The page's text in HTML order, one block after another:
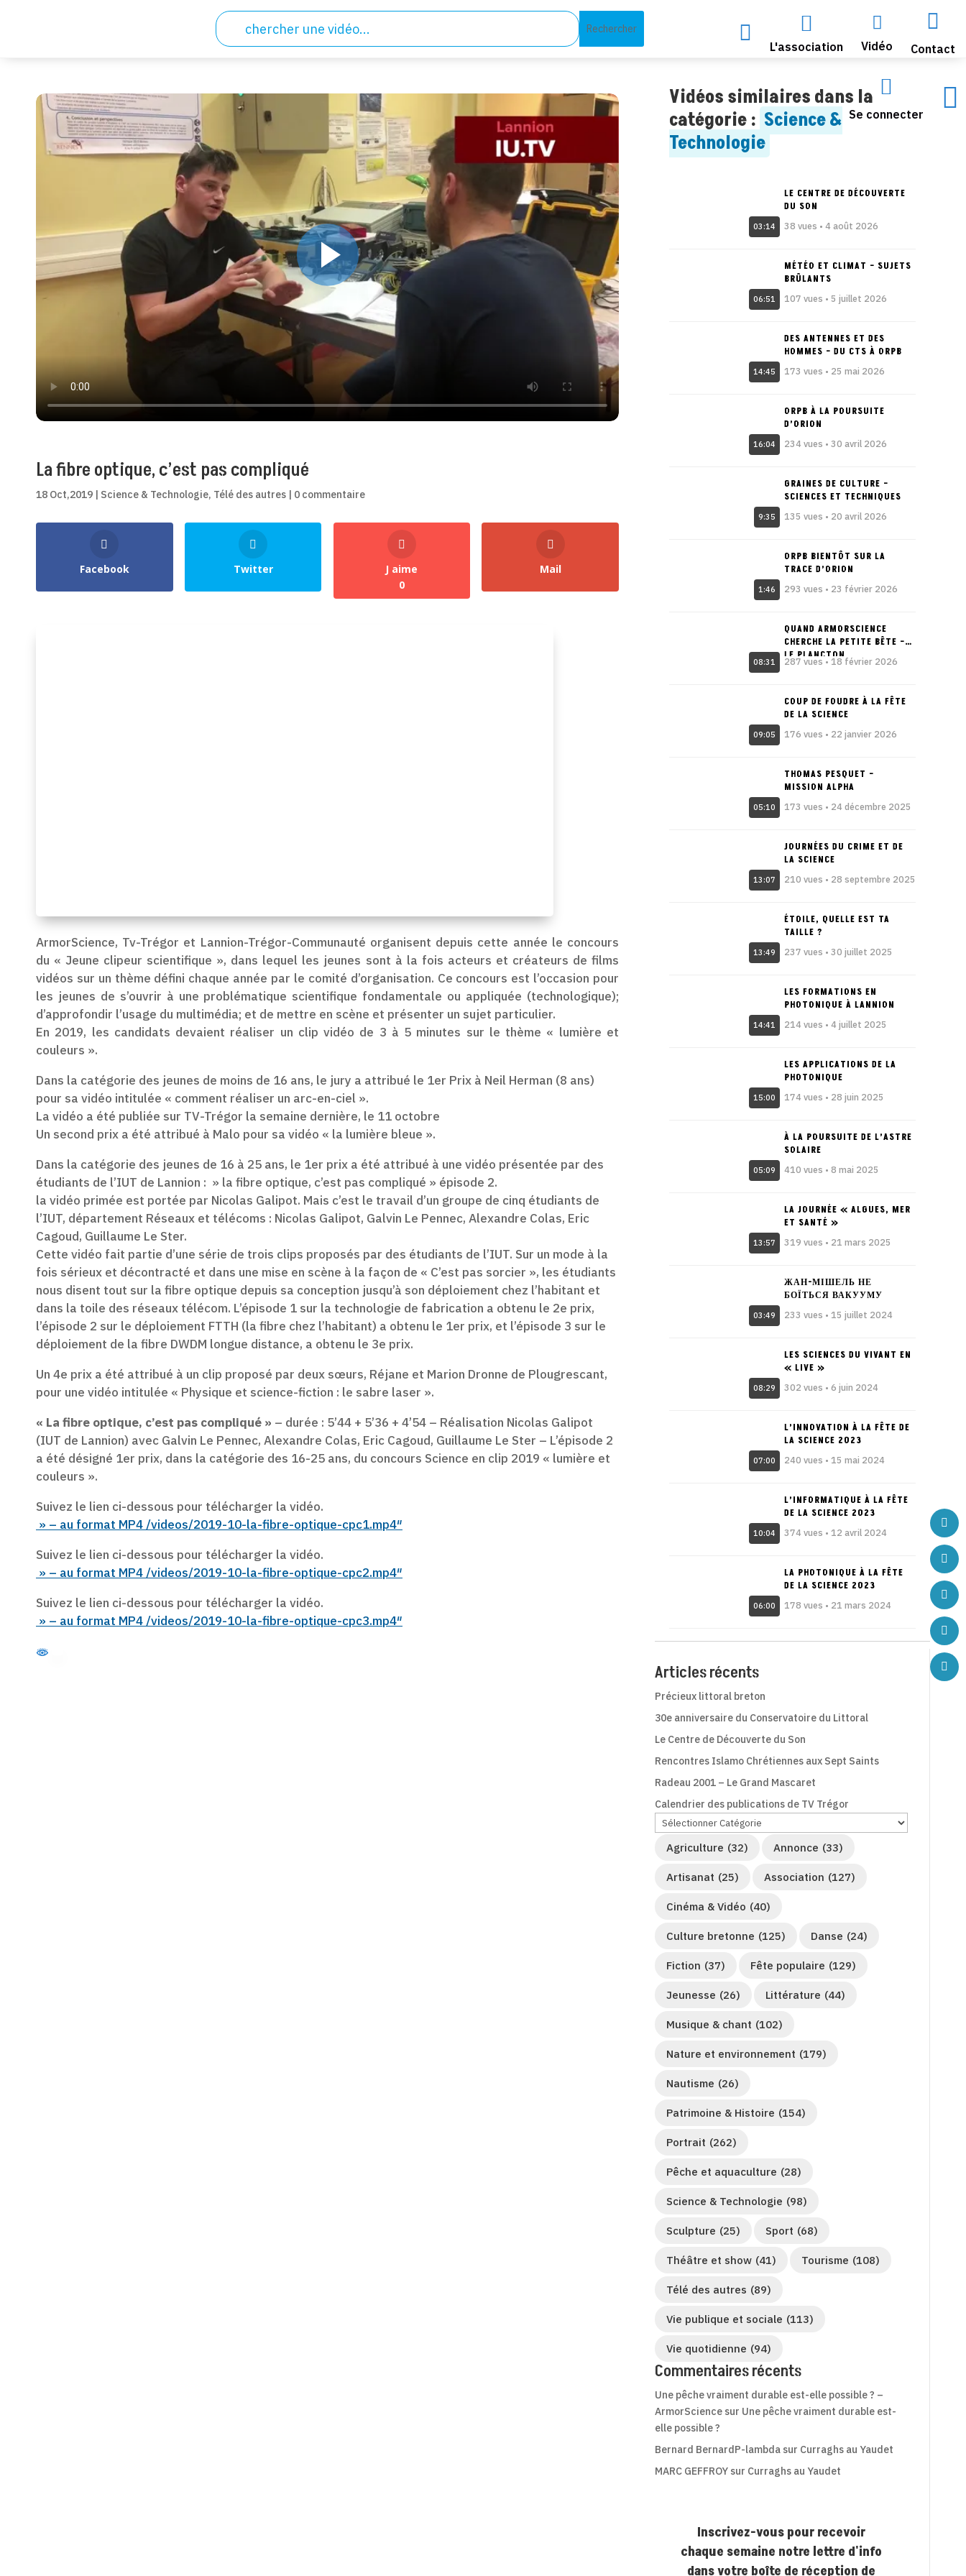
 
L'association

Vidéo

Contact

Se connecter

La fibre optique, c’est pas compliqué
18 Oct,2019 | Science & Technologie, Télé des autres | 0 commentaire
Facebook Twitter
J aime
0
Mail
ArmorScience, Tv-Trégor et Lannion-Trégor-Communauté organisent depuis cette année le concours
du « Jeune clipeur scientifique », dans lequel les jeunes sont à la fois acteurs et créateurs de films
vidéos sur un thème défini chaque année par le comité d’organisation. Ce concours est l’occasion pour
les jeunes de s’ouvrir à une problématique scientifique fondamentale ou appliquée (technologique);
d’approfondir l’usage du multimédia; et de mettre en scène et présenter un sujet particulier.
En 2019, les candidats devaient réaliser un clip vidéo de 3 à 5 minutes sur le thème « lumière et
couleurs ».
Dans la catégorie des jeunes de moins de 16 ans, le jury a attribué le 1er Prix à Neil Herman (8 ans)
pour sa vidéo intitulée « comment réaliser un arc-en-ciel ».
La vidéo a été publiée sur TV-Trégor la semaine dernière, le 11 octobre
Un second prix a été attribué à Malo pour sa vidéo « la lumière bleue ».
Dans la catégorie des jeunes de 16 à 25 ans, le 1er prix a été attribué à une vidéo présentée par des
étudiants de l’IUT de Lannion : » la fibre optique, c’est pas compliqué » épisode 2.
la vidéo primée est portée par Nicolas Galipot. Mais c’est le travail d’un groupe de cinq étudiants de
l’IUT, département Réseaux et télécoms : Nicolas Galipot, Galvin Le Pennec, Alexandre Colas, Eric
Cagoud, Guillaume Le Ster.
Cette vidéo fait partie d’une série de trois clips proposés par des étudiants de l’IUT. Sur un mode à la
fois sérieux et décontracté et dans une mise en scène à la façon de « C’est pas sorcier », les étudiants
nous disent tout sur la fibre optique depuis sa conception jusqu’à son déploiement chez l’habitant et
dans la toile des réseaux télécom. L’épisode 1 sur la technologie de fabrication a obtenu le 2e prix,
l’épisode 2 sur le déploiement FTTH (la fibre chez l’habitant) a obtenu le 1er prix, et l’épisode 3 sur le
déploiement de la fibre DWDM longue distance, a obtenu le 3e prix.
Un 4e prix a été attribué à un clip proposé par deux sœurs, Réjane et Marion Dronne de Plougrescant,
pour une vidéo intitulée « Physique et science-fiction : le sabre laser ».
« La fibre optique, c’est pas compliqué » – durée : 5’44 + 5’36 + 4’54 – Réalisation Nicolas Galipot
(IUT de Lannion) avec Galvin Le Pennec, Alexandre Colas, Eric Cagoud, Guillaume Le Ster – L’épisode 2
a été désigné 1er prix, dans la catégorie des 16-25 ans, du concours Science en clip 2019 « lumière et
couleurs ».
Suivez le lien ci-dessous pour télécharger la vidéo.
» – au format MP4 /videos/2019-10-la-fibre-optique-cpc1.mp4″
Suivez le lien ci-dessous pour télécharger la vidéo.
» – au format MP4 /videos/2019-10-la-fibre-optique-cpc2.mp4″
Suivez le lien ci-dessous pour télécharger la vidéo.
» – au format MP4 /videos/2019-10-la-fibre-optique-cpc3.mp4″
Vidéos similaires dans la
catégorie : Science &
Technologie
03:14
LE CENTRE DE DÉCOUVERTE
DU SON
38 vues • 4 août 2026
06:51
MÉTÉO ET CLIMAT – SUJETS
BRÛLANTS
107 vues • 5 juillet 2026
14:45
DES ANTENNES ET DES
HOMMES – DU CTS À ORPB
173 vues • 25 mai 2026
16:04
ORPB À LA POURSUITE
D’ORION
234 vues • 30 avril 2026
9:35
GRAINES DE CULTURE –
SCIENCES ET TECHNIQUES
135 vues • 20 avril 2026
1:46
ORPB BIENTÔT SUR LA
TRACE D’ORION
293 vues • 23 février 2026
08:31
QUAND ARMORSCIENCE
CHERCHE LA PETITE BÊTE –
LE PLANCTON
287 vues • 18 février 2026
09:05
COUP DE FOUDRE À LA FÊTE
DE LA SCIENCE
176 vues • 22 janvier 2026
05:10
THOMAS PESQUET –
MISSION ALPHA
173 vues • 24 décembre 2025
13:07
JOURNÉES DU CRIME ET DE
LA SCIENCE
210 vues • 28 septembre 2025
13:49
ÉTOILE, QUELLE EST TA
TAILLE ?
237 vues • 30 juillet 2025
14:41
LES FORMATIONS EN
PHOTONIQUE À LANNION
214 vues • 4 juillet 2025
15:00
LES APPLICATIONS DE LA
PHOTONIQUE
174 vues • 28 juin 2025
05:09
À LA POURSUITE DE L’ASTRE
SOLAIRE
410 vues • 8 mai 2025
13:57
LA JOURNÉE « ALGUES, MER
ET SANTÉ »
319 vues • 21 mars 2025
03:49
ЖАН-МІШЕЛЬ НЕ
БОЇТЬСЯ ВАКУУМУ
233 vues • 15 juillet 2024
08:29
LES SCIENCES DU VIVANT EN
« LIVE »
302 vues • 6 juin 2024
07:00
L’INNOVATION À LA FÊTE DE
LA SCIENCE 2023
240 vues • 15 mai 2024
10:04
L’INFORMATIQUE À LA FÊTE
DE LA SCIENCE 2023
374 vues • 12 avril 2024
06:00
LA PHOTONIQUE À LA FÊTE
DE LA SCIENCE 2023
178 vues • 21 mars 2024
Articles récents
Précieux littoral breton
30e anniversaire du Conservatoire du Littoral
Le Centre de Découverte du Son
Rencontres Islamo Chrétiennes aux Sept Saints
Radeau 2001 – Le Grand Mascaret
Calendrier des publications de TV Trégor
Agriculture (32) Annonce (33)
Artisanat (25) Association (127)
Cinéma & Vidéo (40)
Culture bretonne (125) Danse (24)
Fiction (37) Fête populaire (129)
Jeunesse (26) Littérature (44)
Musique & chant (102)
Nature et environnement (179)
Nautisme (26)
Patrimoine & Histoire (154)
Portrait (262)
Pêche et aquaculture (28)
Science & Technologie (98)
Sculpture (25) Sport (68)
Théâtre et show (41) Tourisme (108)
Télé des autres (89)
Vie publique et sociale (113)
Vie quotidienne (94)
Commentaires récents
Une pêche vraiment durable est-elle possible ? –
ArmorScience sur Une pêche vraiment durable est-
elle possible ?
Bernard BernardP-lambda sur Curraghs au Yaudet
MARC GEFFROY sur Curraghs au Yaudet
Inscrivez-vous pour recevoir
chaque semaine notre lettre d'info
dans votre boîte de réception de